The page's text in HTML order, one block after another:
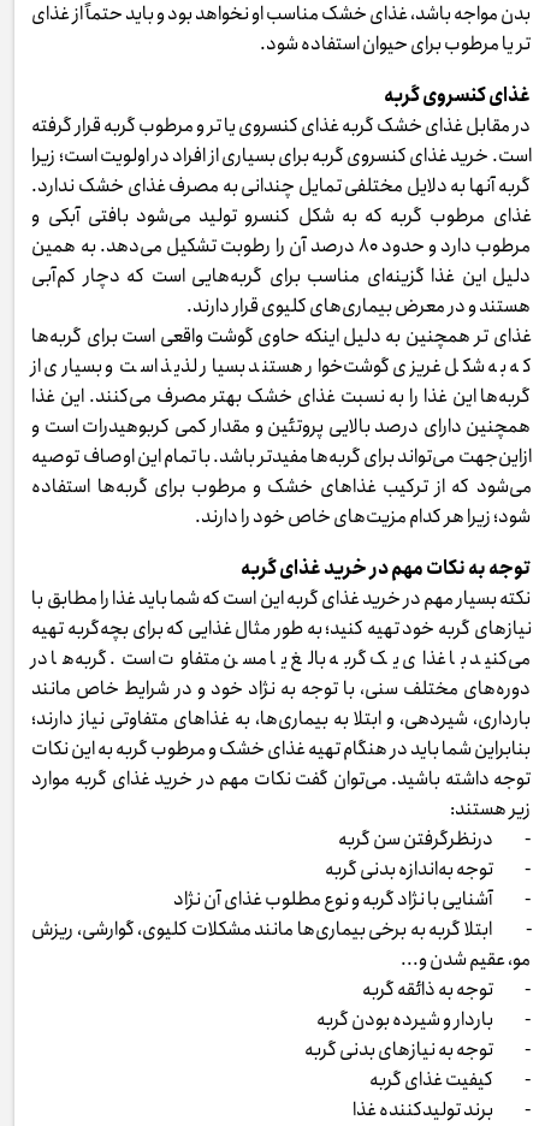
بدن مواجه باشد، غذای خشک مناسب او نخواهد بود و باید حتماً از غذای
تر یا مرطوب برای حیوان استفاده شود.
غذای کنسروی گربه
در مقابل غذای خشک گربه غذای کنسروی یا تر و مرطوب گربه قرار گرفته
است. خرید غذای کنسروی گربه برای بسیاری از افراد در اولویت است؛ زیرا
گربه آنها به دلایل مختلفی تمایل چندانی به مصرف غذای خشک ندارد.
غذای مرطوب گربه که به شکل کنسرو تولید می‌شود بافتی آبکی و
مرطوب دارد و حدود ۸۰ درصد آن را رطوبت تشکیل می‌دهد. به همین
دلیل این غذا گزینه‌ای مناسب برای گربه‌هایی است که دچار کم‌آبی
هستند و در معرض بیماری‌های کلیوی قرار دارند.
غذای تر همچنین به دلیل اینکه حاوی گوشت واقعی است برای گربه‌ها
که به شکل غریزی گوشت‌خوار هستند بسیار لذیذ است و بسیاری از
گربه‌ها این غذا را به نسبت غذای خشک بهتر مصرف می‌کنند. این غذا
همچنین دارای درصد بالایی پروتئین و مقدار کمی کربوهیدرات است و
ازاین‌جهت می‌تواند برای گربه‌ها مفیدتر باشد. با تمام این اوصاف توصیه
می‌شود که از ترکیب غذاهای خشک و مرطوب برای گربه‌ها استفاده
شود؛ زیرا هر کدام مزیت‌های خاص خود را دارند.
توجه به نکات مهم در خرید غذای گربه
نکته بسیار مهم در خرید غذای گربه این است که شما باید غذا را مطابق با
نیازهای گربه خود تهیه کنید؛ به طور مثال غذایی که برای بچه‌گربه تهیه
می‌کنید با غذای یک گربه بالغ یا مسن متفاوت است. گربه‌ها در
دوره‌های مختلف سنی، با توجه به نژاد خود و در شرایط خاص مانند
بارداری، شیردهی، و ابتلا به بیماری‌ها، به غذاهای متفاوتی نیاز دارند؛
بنابراین شما باید در هنگام تهیه غذای خشک و مرطوب گربه به این نکات
توجه داشته باشید. می‌توان گفت نکات مهم در خرید غذای گربه موارد
زیر هستند:
- درنظرگرفتن سن گربه
- توجه به‌اندازه بدنی گربه
- آشنایی با نژاد گربه و نوع مطلوب غذای آن نژاد
- ابتلا گربه به برخی بیماری‌ها مانند مشکلات کلیوی، گوارشی، ریزش
مو، عقیم شدن و...
- توجه به ذائقه گربه
- باردار و شیرده بودن گربه
- توجه به نیازهای بدنی گربه
- کیفیت غذای گربه
- برند تولیدکننده غذا